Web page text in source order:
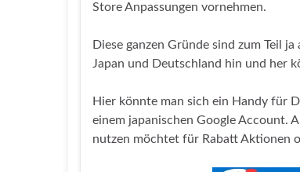
Store Anpassungen vornehmen.
Diese ganzen Gründe sind zum Teil
Japan und Deutschland hin und her
Hier könnte man sich ein Handy für
einem japanischen Google Account.
nutzen möchtet für Rabatt Aktionen